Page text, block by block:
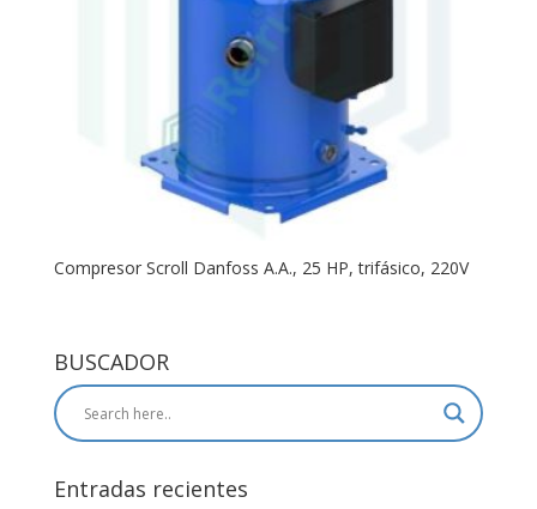
Compresor Scroll Danfoss A.A., 25 HP, trifásico, 220V
BUSCADOR
Entradas recientes